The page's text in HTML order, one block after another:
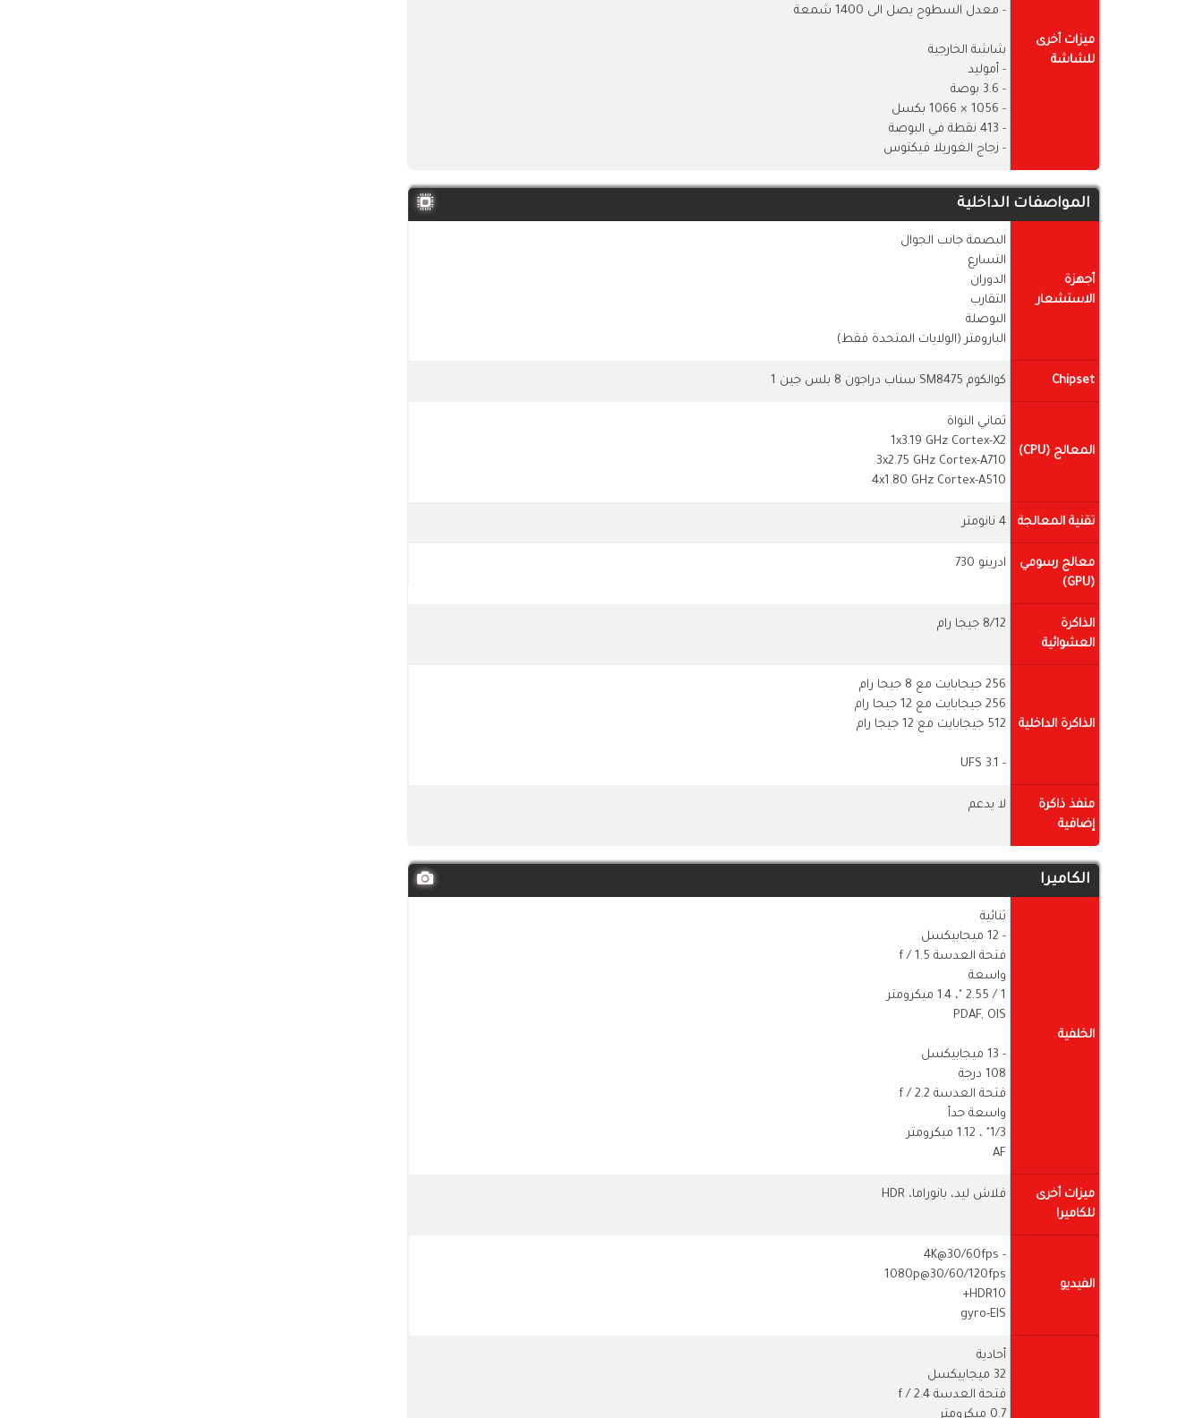
ميزات أخرى
للشاشة
- معدل السطوح يصل الى 1400 شمعة
شاشة الخارجية
- أموليد
- 3.6 بوصة
- 1056 × 1066 بكسل
- 413 نقطة في البوصة
- زجاج الغوريلا فيكتوس
المواصفات الداخلية
أجهزة
الاستشعار
البصمة جانب الجوال
التسارع
الدوران
التقارب
البوصلة
البارومتر (الولايات المتحدة فقط)
Chipset كوالكوم SM8475 سناب دراجون 8 بلس جين 1
المعالج (CPU)
ثماني النواة
1x3.19 GHz Cortex-X2
3x2.75 GHz Cortex-A710
4x1.80 GHz Cortex-A510
تقنية المعالجة 4 نانومتر
معالج رسومي
(GPU)
ادرينو 730
الذاكرة
العشوائية
8/12 جيجا رام
الذاكرة الداخلية
256 جيجابايت مع 8 جيجا رام
256 جيجابايت مع 12 جيجا رام
512 جيجابايت مع 12 جيجا رام
- UFS 3.1
منفذ ذاكرة
إضافية
لا يدعم
الكاميرا
الخلفية
ثنائية
- 12 ميجابيكسل
فتحة العدسة f / 1.5
واسعة
1 / ​​2.55 "، 1.4 ميكرومتر
PDAF, OIS
- 13 ميجابيكسل
108 درجة
فتحة العدسة f / 2.2
واسعة جدأ
1/3" ، 1.12 ميكرومتر
AF
ميزات أخرى
للكاميرا
فلاش ليد، بانوراما، HDR
الفيديو
- 4K@30/60fps
1080p@30/60/120fps
HDR10+
gyro-EIS
أحادية
32 ميجابيكسل
فتحة العدسة f / 2.4
0.7 ميكرومتر